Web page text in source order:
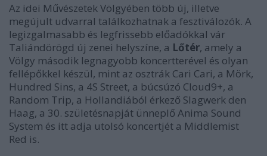
Az idei Művészetek Völgyében több új, illetve
megújult udvarral találkozhatnak a fesztiválozók. A
legizgalmasabb és legfrissebb előadókkal vár
Taliándörögd új zenei helyszíne, a Lőtér, amely a
Völgy második legnagyobb koncertterével és olyan
fellépőkkel készül, mint az osztrák Cari Cari, a Mörk,
Hundred Sins, a 4S Street, a búcsúzó Cloud9+, a
Random Trip, a Hollandiából érkező Slagwerk den
Haag, a 30. születésnapját ünneplő Anima Sound
System és itt adja utolsó koncertjét a Middlemist
Red is.